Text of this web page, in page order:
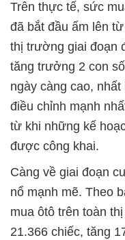
Trên thực tế, sức
đã bắt đầu ấm lên
thị trường giai đoạn
tăng trưởng 2 con
ngày càng cao,
điều chỉnh mạnh
từ khi những kế
được công khai.
Càng về giai đoạn
nổ mạnh mẽ. Theo
mua ôtô trên toàn
21.366 chiếc, tăng